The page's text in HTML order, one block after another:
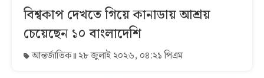
বিশ্বকাপ দেখতে গিয়ে কানাডায় আশ্রয়
চেয়েছেন ১০ বাংলাদেশি
আন্তর্জাতিক ২৮ জুলাই ২০২৬, ০৪:২১ পিএম